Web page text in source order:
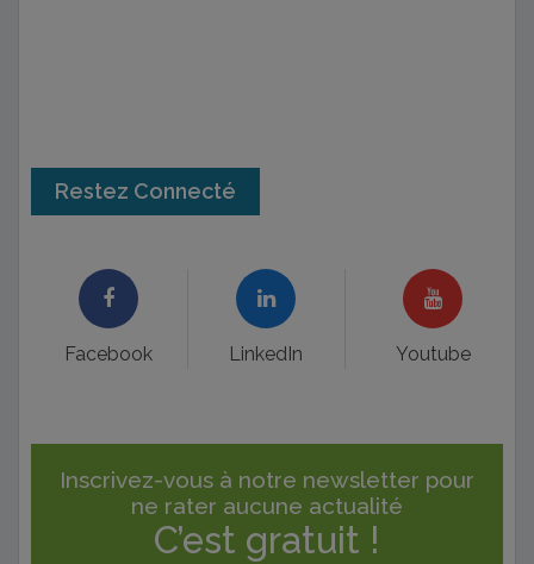
Restez Connecté
Facebook LinkedIn Youtube
Inscrivez-vous à notre newsletter pour
ne rater aucune actualité
C’est gratuit !